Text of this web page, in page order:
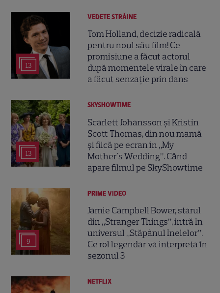
13
VEDETE STRĂINE
Tom Holland, decizie radicală
pentru noul său film! Ce
promisiune a făcut actorul
după momentele virale în care
a făcut senzație prin dans
13
SKYSHOWTIME
Scarlett Johansson și Kristin
Scott Thomas, din nou mamă
și fiică pe ecran în „My
Mother's Wedding”. Când
apare filmul pe SkyShowtime
9
PRIME VIDEO
Jamie Campbell Bower, starul
din „Stranger Things”, intră în
universul „Stăpânul Inelelor”.
Ce rol legendar va interpreta în
sezonul 3
NETFLIX